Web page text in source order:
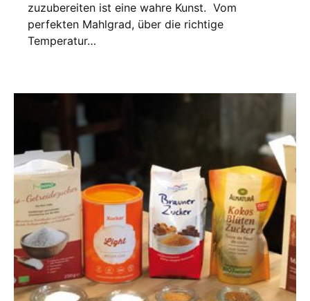
zuzubereiten ist eine wahre Kunst. Vom
perfekten Mahlgrad, über die richtige
Temperatur…